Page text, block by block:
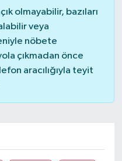
olmayabilir, bazıları
veya
nöbete
çıkmadan önce
aracılığıyla teyit